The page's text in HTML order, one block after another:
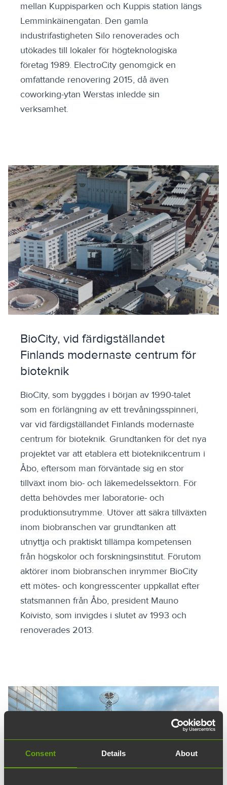
Consent Details About
mellan Kuppisparken och Kuppis station längs
Lemminkäinengatan. Den gamla
industrifastigheten Silo renoverades och
utökades till lokaler för högteknologiska
företag 1989. ElectroCity genomgick en
omfattande renovering 2015, då även
coworking-ytan Werstas inledde sin
verksamhet.
BioCity, vid färdigställandet
Finlands modernaste centrum för
bioteknik
BioCity, som byggdes i början av 1990-talet
som en förlängning av ett trevåningsspinneri,
var vid färdigställandet Finlands modernaste
centrum för bioteknik. Grundtanken för det nya
projektet var att etablera ett bioteknikcentrum i
Åbo, eftersom man förväntade sig en stor
tillväxt inom bio- och läkemedelssektorn. För
detta behövdes mer laboratorie- och
produktionsutrymme. Utöver att säkra tillväxten
inom biobranschen var grundtanken att
utnyttja och praktiskt tillämpa kompetensen
från högskolor och forskningsinstitut. Förutom
aktörer inom biobranschen inrymmer BioCity
ett mötes- och kongresscenter uppkallat efter
statsmannen från Åbo, president Mauno
Koivisto, som invigdes i slutet av 1993 och
renoverades 2013.